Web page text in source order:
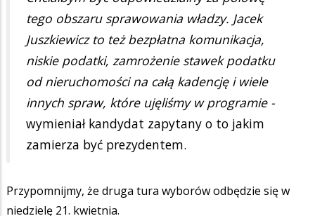
tego obszaru sprawowania władzy. Jacek
Juszkiewicz to też bezpłatna komunikacja,
niskie podatki, zamrożenie stawek podatku
od nieruchomości na całą kadencję i wiele
innych spraw, które ujęliśmy w programie -
wymieniał kandydat zapytany o to jakim
zamierza być prezydentem.
Przypomnijmy, że druga tura wyborów odbędzie się w
niedzielę 21. kwietnia.